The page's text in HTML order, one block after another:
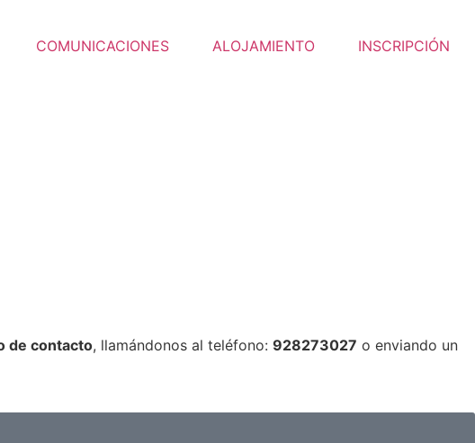
COMUNICACIONES ALOJAMIENTO INSCRIPCIÓN
de contacto, llamándonos al teléfono: 928273027 o enviando un